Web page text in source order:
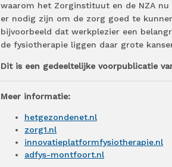
waarom het Zorginstituut en de NZA
er nodig zijn om de zorg goed te
bijvoorbeeld dat werkplezier een
de fysiotherapie liggen daar grote
Dit is een gedeeltelijke voorpublicatie
Meer informatie:
hetgezondenet.nl
zorg1.nl
innovatieplatformfysiotherapie.nl
adfys-montfoort.nl